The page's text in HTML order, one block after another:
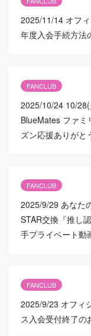
2025/11/14 オフ
年度入会手続方法
FANCLUB
2025/10/24 10/
BlueMates ファミ
ズン応援ありがと
FANCLUB
2025/9/29 あなた
STAR交換『推し
手プライベート動
FANCLUB
2025/9/23 オフィ
ス入会受付終了の